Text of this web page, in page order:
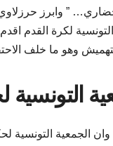
” وابرز حرزلاوي
التونسية لكرة القدم
وهو ما خلف
وان الجمعية التونسية